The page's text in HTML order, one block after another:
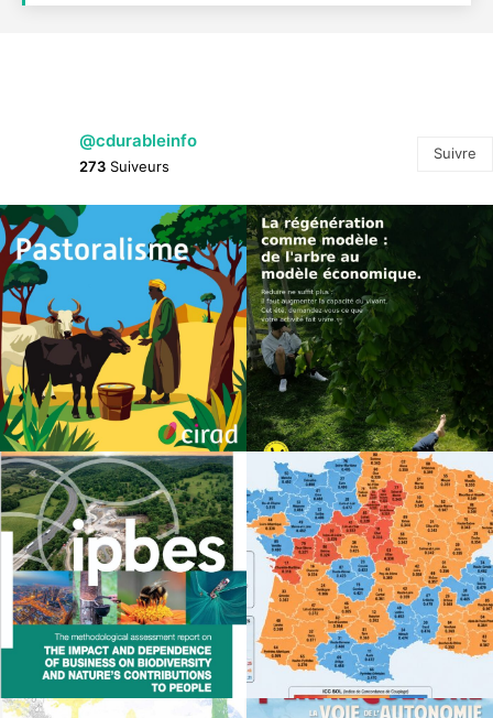
@cdurableinfo
273 Suiveurs
Suivre